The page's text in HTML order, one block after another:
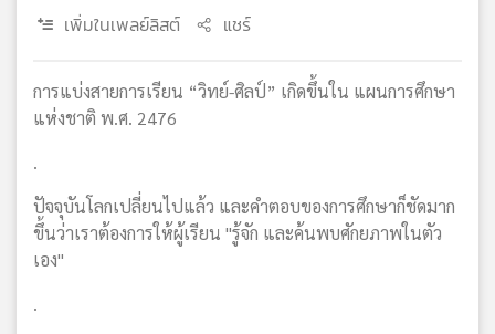
เพิ่มในเพลย์ลิสต์ แชร์
การแบ่งสายการเรียน “วิทย์-ศิลป์” เกิดขึ้นใน แผนการศึกษา
แห่งชาติ พ.ศ. 2476
.
ปัจจุบันโลกเปลี่ยนไปแล้ว และคำตอบของการศึกษาก็ชัดมาก
ขึ้นว่าเราต้องการให้ผู้เรียน "รู้จัก และค้นพบศักยภาพในตัว
เอง"
.